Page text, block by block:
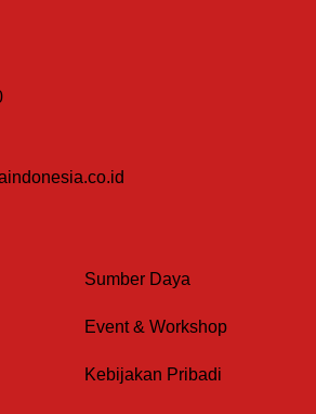
o
Sumber Daya
Event & Workshop
Kebijakan Pribadi